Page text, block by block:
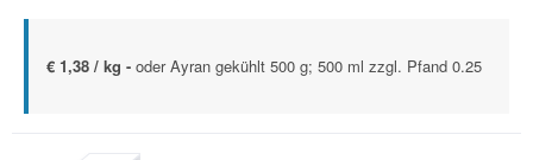
€ 1,38 / kg - oder Ayran gekühlt 500 g; 500 ml zzgl. Pfand 0.25